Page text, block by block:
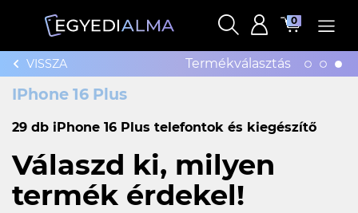
0
VISSZA Termékválasztás
IPhone 16 Plus
29 db iPhone 16 Plus telefontok és kiegészítő
Válaszd ki, milyen
termék érdekel!